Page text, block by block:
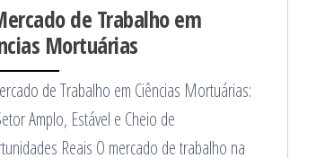
de Trabalho em
Mortuárias
de Trabalho em Ciências Mortuárias:
Amplo, Estável e Cheio de
Reais O mercado de trabalho na